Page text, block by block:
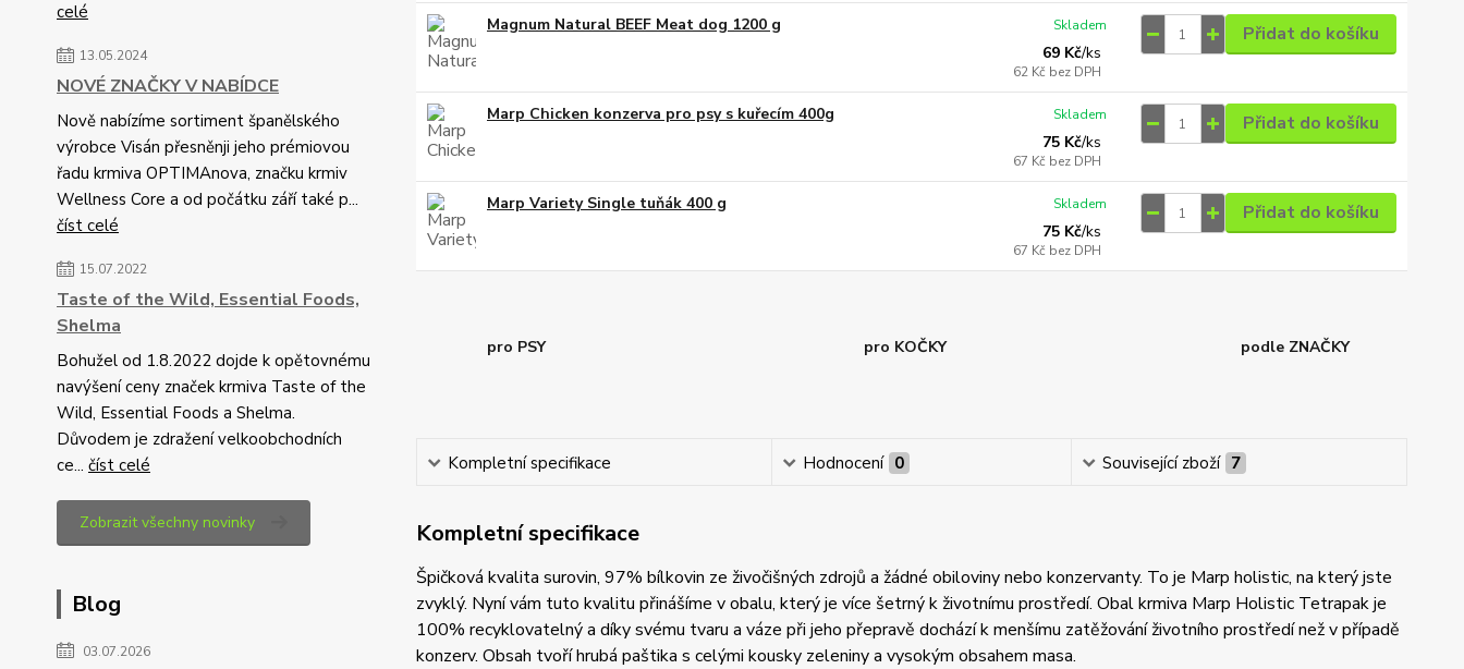
celé
13.05.2024
NOVÉ ZNAČKY V NABÍDCE
Nově nabízíme sortiment španělského
výrobce Visán přesněnji jeho prémiovou
řadu krmiva OPTIMAnova, značku krmiv
Wellness Core a od počátku září také p...
číst celé
15.07.2022
Taste of the Wild, Essential Foods,
Shelma
Bohužel od 1.8.2022 dojde k opětovnému
navýšení ceny značek krmiva Taste of the
Wild, Essential Foods a Shelma.
Důvodem je zdražení velkoobchodních
ce... číst celé
Zobrazit všechny novinky
Blog
03.07.2026
Magnum Natural BEEF Meat dog 1200 g
69 Kč/ks
62 Kč bez DPH
Skladem Přidat do košíku
Marp Chicken konzerva pro psy s kuřecím 400g
75 Kč/ks
67 Kč bez DPH
Skladem Přidat do košíku
Marp Variety Single tuňák 400 g
75 Kč/ks
67 Kč bez DPH
Skladem Přidat do košíku
pro PSY pro KOČKY podle ZNAČKY
Kompletní specifikace Hodnocení 0 Související zboží 7
Kompletní specifikace
Špičková kvalita surovin, 97% bílkovin ze živočišných zdrojů a žádné obiloviny nebo konzervanty. To je Marp holistic, na který jste
zvyklý. Nyní vám tuto kvalitu přinášíme v obalu, který je více šetrný k životnímu prostředí. Obal krmiva Marp Holistic Tetrapak je
100% recyklovatelný a díky svému tvaru a váze při jeho přepravě dochází k menšímu zatěžování životního prostředí než v případě
konzerv. Obsah tvoří hrubá paštika s celými kousky zeleniny a vysokým obsahem masa.